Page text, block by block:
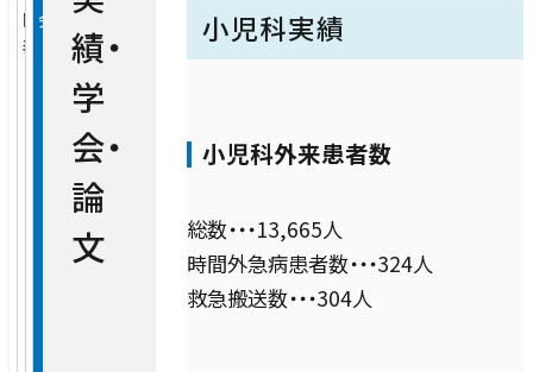
人間ドック・健康診断
病室のご案内
循環器内科・冠疾患内科・不整脈疾患内
呼吸器内科
内分泌・代謝科
脳神経内科
臨床研修
クオリティ管理センター
感染管理室
看護部
看護部
薬剤部
薬剤部
診療技術部
放射線室
総合相談部門
医
表
会
績・
学
会・
論
文
小児科実績
小児科外来患者数
総数・・・13,665人
時間外急病患者数・・・324人
救急搬送数・・・304人
究